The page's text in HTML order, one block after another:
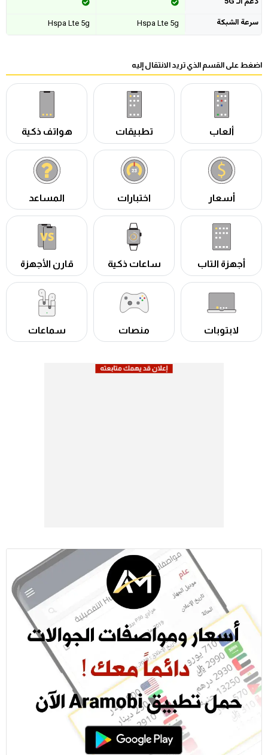
سرعة الشبكة
Hspa Lte 5g
Hspa Lte 5g
اضغط على القسم الذي تريد الانتقال إليه
ألعاب تطبيقات هواتف ذكية
أسعار اختبارات المساعد
أجهزة التاب ساعات ذكية قارن الأجهزة
لابتوبات منصات سماعات